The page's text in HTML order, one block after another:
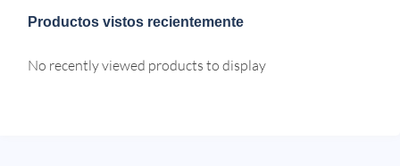
Productos vistos recientemente
No recently viewed products to display